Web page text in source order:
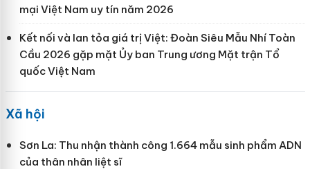
mại Việt Nam uy tín năm 2026
Kết nối và lan tỏa giá trị Việt: Đoàn Siêu Mẫu Nhí Toàn
Cầu 2026 gặp mặt Ủy ban Trung ương Mặt trận Tổ
quốc Việt Nam
Xã hội
Sơn La: Thu nhận thành công 1.664 mẫu sinh phẩm ADN
của thân nhân liệt sĩ